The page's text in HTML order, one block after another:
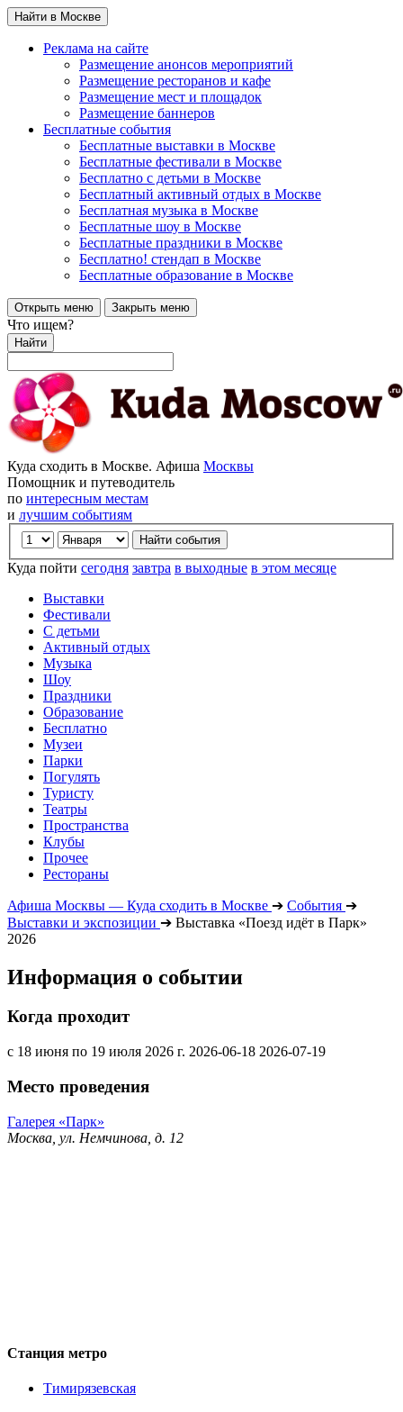
Найти в Москве
Реклама на сайте
Размещение анонсов мероприятий
Размещение ресторанов и кафе
Размещение мест и площадок
Размещение баннеров
Бесплатные события
Бесплатные выставки в Москве
Бесплатные фестивали в Москве
Бесплатно с детьми в Москве
Бесплатный активный отдых в Москве
Бесплатная музыка в Москве
Бесплатные шоу в Москве
Бесплатные праздники в Москве
Бесплатно! стендап в Москве
Бесплатные образование в Москве
Открыть меню Закрыть меню
Что ищем?
Найти
Куда сходить в Москве. Афиша Москвы
Помощник и путеводитель
по интересным местам
и лучшим событиям
Куда пойти сегодня завтра в выходные в этом месяце
Выставки
Фестивали
С детьми
Активный отдых
Музыка
Шоу
Праздники
Образование
Бесплатно
Музеи
Парки
Погулять
Туристу
Театры
Пространства
Клубы
Прочее
Рестораны
Афиша Москвы — Куда сходить в Москве ➔ События ➔
Выставки и экспозиции ➔ Выставка «Поезд идёт в Парк»
2026
Информация о событии
Когда проходит
с 18 июня по 19 июля 2026 г. 2026-06-18 2026-07-19
Место проведения
Галерея «Парк»
Москва, ул. Немчинова, д. 12
Станция метро
Тимирязевская